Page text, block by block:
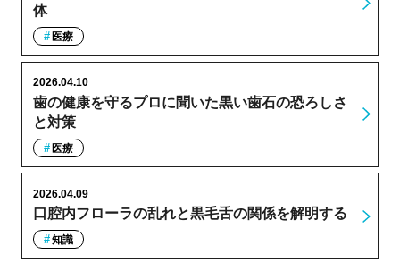
体
医療
歯の健康を守るプロに聞いた黒い歯石の恐ろしさ
と対策
2026.04.10
医療
口腔内フローラの乱れと黒毛舌の関係を解明する
2026.04.09
知識